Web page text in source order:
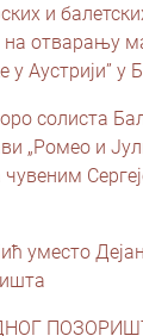
и
отварању
у Аустрији” у
солиста
„Ромео и
чувеним
уместо